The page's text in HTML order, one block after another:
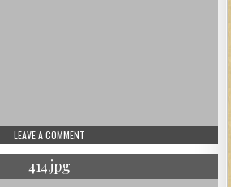
LEAVE A COMMENT
414.jpg